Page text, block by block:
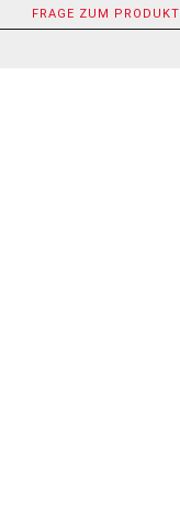
FRAGE ZUM PRODUKT